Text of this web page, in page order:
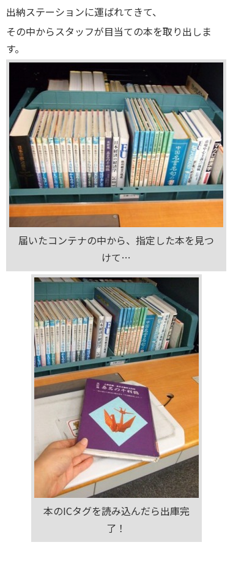
出納ステーションに運ばれてきて、
その中からスタッフが目当ての本を取り出しま
す。
届いたコンテナの中から、指定した本を見つ
けて…
本のICタグを読み込んだら出庫完
了！